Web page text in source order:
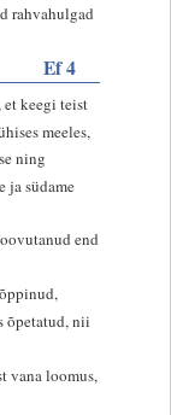
rahvahulgad
Ef 4
et keegi teist
meeles,
ning
ja südame
end
õpetatud, nii
vana loomus,